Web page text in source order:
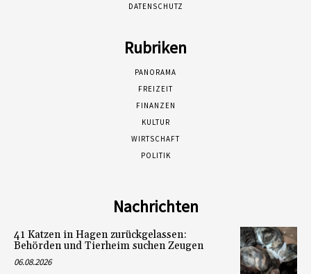
DATENSCHUTZ
Rubriken
PANORAMA
FREIZEIT
FINANZEN
KULTUR
WIRTSCHAFT
POLITIK
Nachrichten
41 Katzen in Hagen zurückgelassen:
Behörden und Tierheim suchen Zeugen
06.08.2026